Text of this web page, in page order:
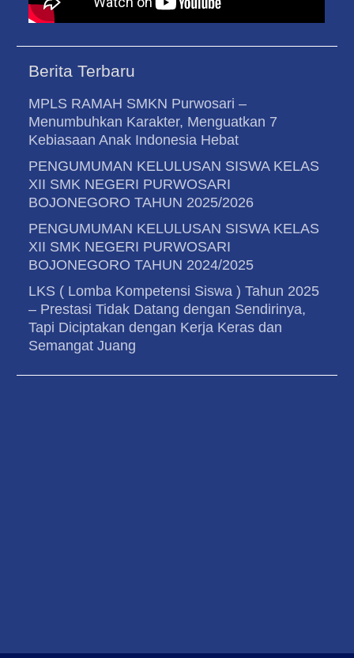
Berita Terbaru
MPLS RAMAH SMKN Purwosari –
Menumbuhkan Karakter, Menguatkan 7
Kebiasaan Anak Indonesia Hebat
PENGUMUMAN KELULUSAN SISWA KELAS
XII SMK NEGERI PURWOSARI
BOJONEGORO TAHUN 2025/2026
PENGUMUMAN KELULUSAN SISWA KELAS
XII SMK NEGERI PURWOSARI
BOJONEGORO TAHUN 2024/2025
LKS ( Lomba Kompetensi Siswa ) Tahun 2025
– Prestasi Tidak Datang dengan Sendirinya,
Tapi Diciptakan dengan Kerja Keras dan
Semangat Juang